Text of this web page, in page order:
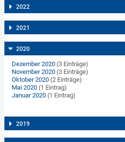
2022
2021
2020
Dezember 2020(3 Einträge)
November 2020(3 Einträge)
Oktober 2020(2 Einträge)
Mai 2020(1 Eintrag)
Januar 2020(1 Eintrag)
2019